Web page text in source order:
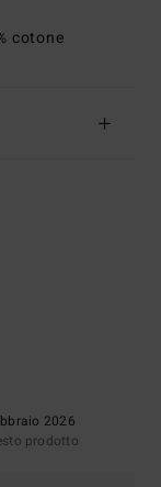
cotone
2026
prodotto